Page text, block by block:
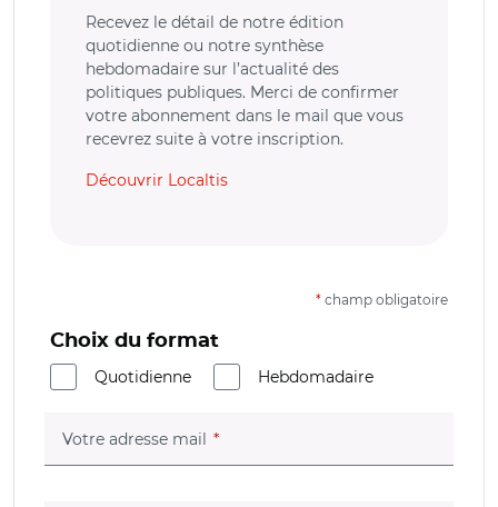
Recevez le détail de notre édition
quotidienne ou notre synthèse
hebdomadaire sur l’actualité des
politiques publiques. Merci de confirmer
votre abonnement dans le mail que vous
recevrez suite à votre inscription.
Découvrir Localtis
* champ obligatoire
Choix du format
Quotidienne
Hebdomadaire
Votre adresse mail (champ obligatoire)